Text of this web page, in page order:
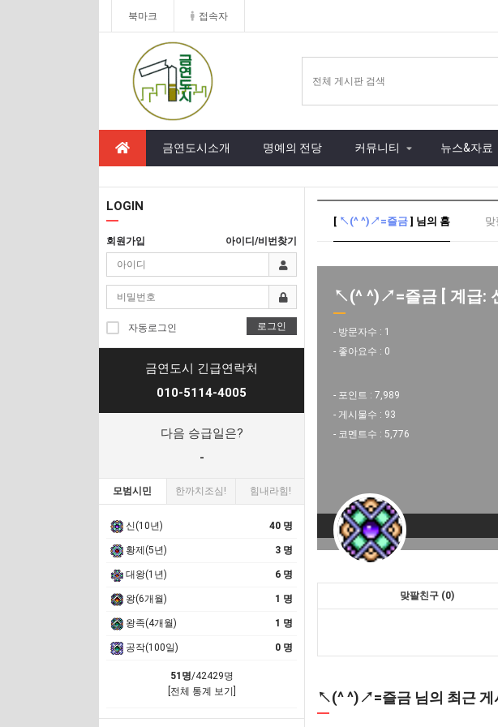
북마크 접속자
금연도시소개 명예의 전당 커뮤니티 뉴스&자료
LOGIN
회원가입 아이디/비번찾기
자동로그인 로그인
금연도시 긴급연락처
010-5114-4005
다음 승급일은?
-
모범시민 한까치조심! 힘내라힘!
신(10년) 40 명
황제(5년) 3 명
대왕(1년) 6 명
왕(6개월) 1 명
왕족(4개월) 1 명
공작(100일) 0 명
51명/42429명
[전체 통계 보기]
[ ↖(^ ^)↗=즐금 ] 님의 홈 맞
↖(^ ^)↗=즐금 [ 계급:
- 방문자수 : 1
- 좋아요수 : 0
- 포인트 : 7,989
- 게시물수 : 93
- 코멘트수 : 5,776
맞팔친구 (0)
↖(^ ^)↗=즐금 님의 최근 게